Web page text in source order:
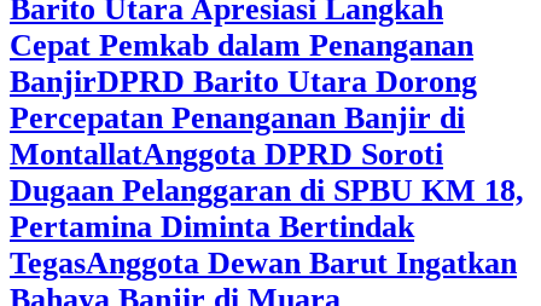
Barito Utara Apresiasi Langkah
Cepat Pemkab dalam Penanganan
BanjirDPRD Barito Utara Dorong
Percepatan Penanganan Banjir di
MontallatAnggota DPRD Soroti
Dugaan Pelanggaran di SPBU KM 18,
Pertamina Diminta Bertindak
TegasAnggota Dewan Barut Ingatkan